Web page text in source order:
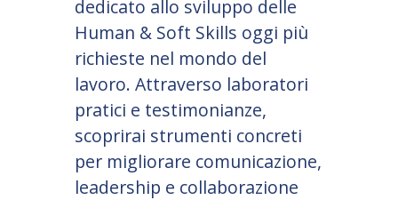
dedicato allo sviluppo delle
Human & Soft Skills oggi più
richieste nel mondo del
lavoro. Attraverso laboratori
pratici e testimonianze,
scoprirai strumenti concreti
per migliorare comunicazione,
leadership e collaborazione